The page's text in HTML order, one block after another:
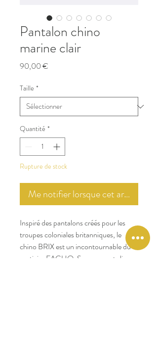
Pantalon chino
marine clair
90,00 €
Taille *
Quantité *
Rupture de stock
Me notifier lorsque cet article est
Inspiré des pantalons créés pour les
troupes coloniales britanniques, le
chino BRIX est un incontournable du
vestiaire FAGUO. Sa coupe est slim